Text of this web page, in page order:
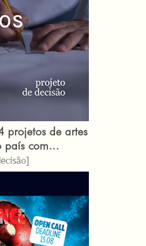
projetos de artes
país com...